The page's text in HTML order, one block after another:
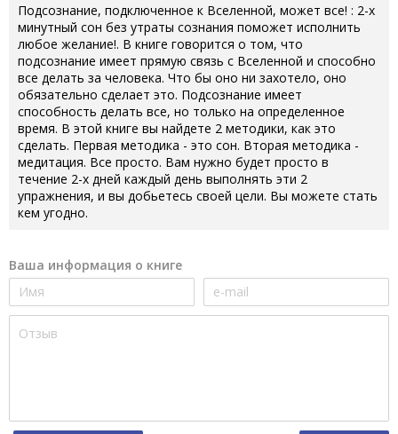
Подсознание, подключенное к Вселенной, может все! : 2-х
минутный сон без утраты сознания поможет исполнить
любое желание!. В книге говорится о том, что
подсознание имеет прямую связь с Вселенной и способно
все делать за человека. Что бы оно ни захотело, оно
обязательно сделает это. Подсознание имеет
способность делать все, но только на определенное
время. В этой книге вы найдете 2 методики, как это
сделать. Первая методика - это сон. Вторая методика -
медитация. Все просто. Вам нужно будет просто в
течение 2-х дней каждый день выполнять эти 2
упражнения, и вы добьетесь своей цели. Вы можете стать
кем угодно.
Ваша информация о книге